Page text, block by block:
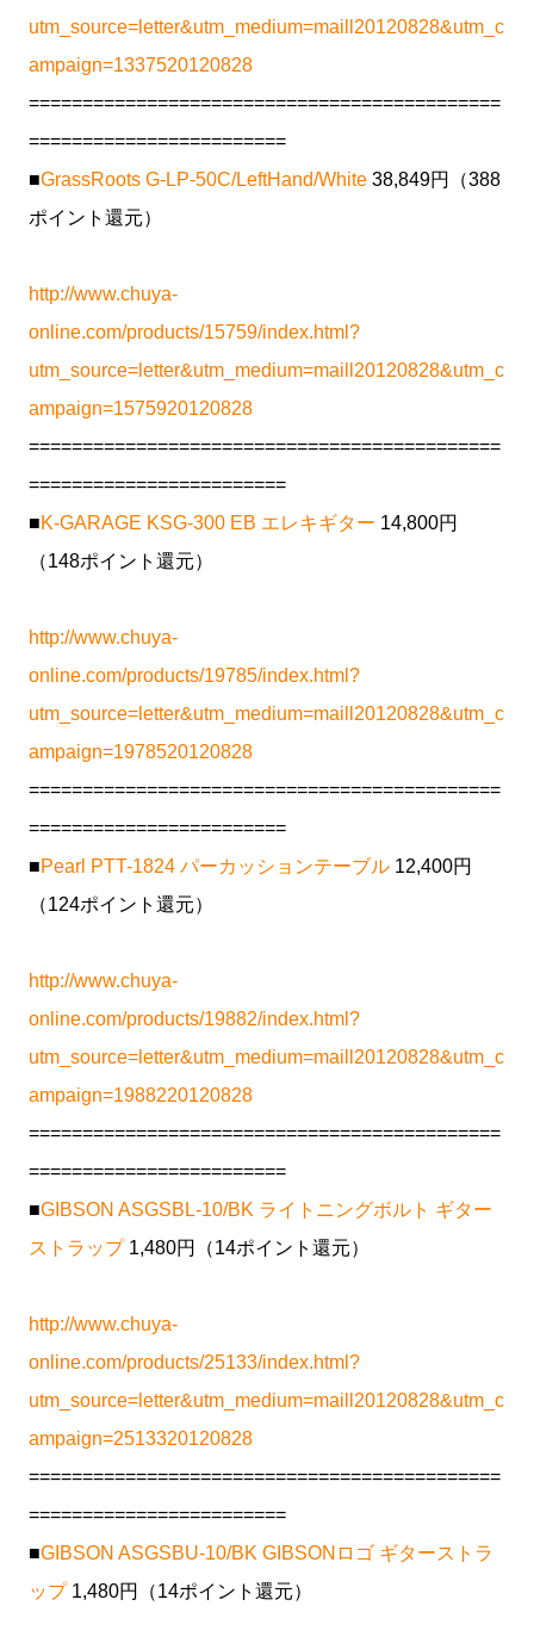
utm_source=letter&utm_medium=maill20120828&utm_c
ampaign=1337520120828
============================================
========================
■GrassRoots G-LP-50C/LeftHand/White 38,849円（388
ポイント還元）
http://www.chuya-
online.com/products/15759/index.html?
utm_source=letter&utm_medium=maill20120828&utm_c
ampaign=1575920120828
============================================
========================
■K-GARAGE KSG-300 EB エレキギター 14,800円
（148ポイント還元）
http://www.chuya-
online.com/products/19785/index.html?
utm_source=letter&utm_medium=maill20120828&utm_c
ampaign=1978520120828
============================================
========================
■Pearl PTT-1824 パーカッションテーブル 12,400円
（124ポイント還元）
http://www.chuya-
online.com/products/19882/index.html?
utm_source=letter&utm_medium=maill20120828&utm_c
ampaign=1988220120828
============================================
========================
■GIBSON ASGSBL-10/BK ライトニングボルト ギター
ストラップ1,480円（14ポイント還元）
http://www.chuya-
online.com/products/25133/index.html?
utm_source=letter&utm_medium=maill20120828&utm_c
ampaign=2513320120828
============================================
========================
■GIBSON ASGSBU-10/BK GIBSONロゴ ギターストラ
ップ1,480円（14ポイント還元）